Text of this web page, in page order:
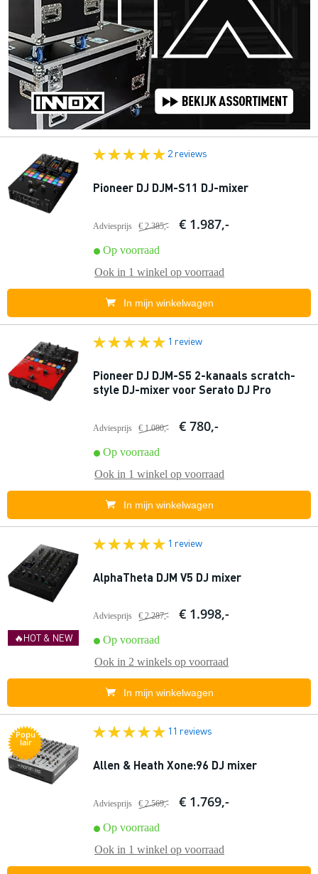
2 reviews
Pioneer DJ DJM-S11 DJ-mixer
Adviesprijs € 2.385,- € 1.987,-
Op voorraad
Ook in 1 winkel op voorraad
In mijn winkelwagen
1 review
Pioneer DJ DJM-S5 2-kanaals scratch-
style DJ-mixer voor Serato DJ Pro
Adviesprijs € 1.080,- € 780,-
Op voorraad
Ook in 1 winkel op voorraad
In mijn winkelwagen
🔥HOT & NEW
1 review
AlphaTheta DJM V5 DJ mixer
Adviesprijs € 2.287,- € 1.998,-
Op voorraad
Ook in 2 winkels op voorraad
In mijn winkelwagen
Popu
lair
11 reviews
Allen & Heath Xone:96 DJ mixer
Adviesprijs € 2.569,- € 1.769,-
Op voorraad
Ook in 1 winkel op voorraad